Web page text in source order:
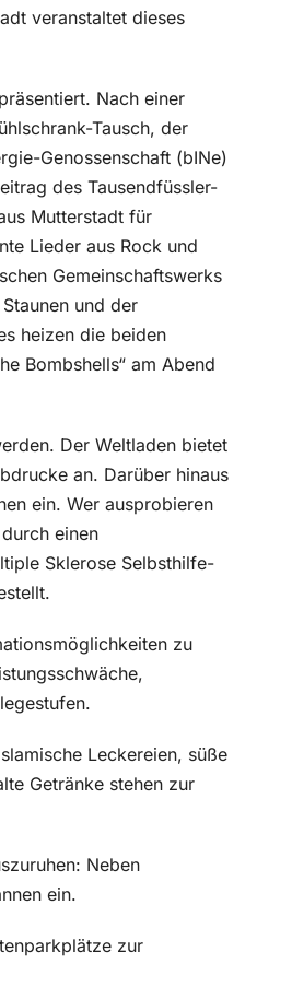
veranstaltet dieses
Nach einer
Tausch, der
Genossenschaft (bINe)
des Tausendfüssler-
Mutterstadt für
Lieder aus Rock und
Gemeinschaftswerks
und der
heizen die beiden
Bombshells“ am Abend
Der Weltladen bietet
an. Darüber hinaus
ein. Wer ausprobieren
einen
Sklerose Selbsthilfe-
zu
Leckereien, süße
Getränke stehen zur
Neben
ein.
zur